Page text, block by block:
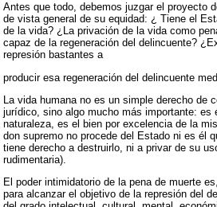
Antes que todo, debemos juzgar el proyecto
de vista general de su equidad: ¿ Tiene el
de la vida? ¿La privación de la vida como
capaz de la regeneración del delincuente?
represión bastantes a
producir esa regeneración del delincuente
La vida humana no es un simple derecho de
jurídico, sino algo mucho más importante: es
naturaleza, es el bien por excelencia de la
don supremo no procede del Estado ni es él
tiene derecho a destruirlo, ni a privar de su
rudimentaria).
El poder intimidatorio de la pena de muerte
para alcanzar el objetivo de la represión del